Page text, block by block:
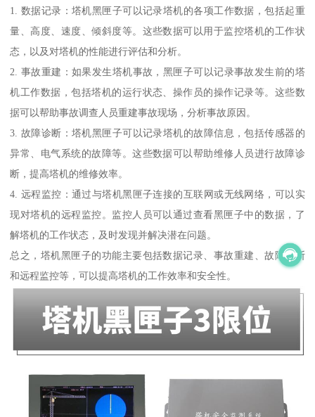
1. 数据记录：塔机黑匣子可以记录塔机的各项工作数据，包括起重
量、高度、速度、倾斜度等。这些数据可以用于监控塔机的工作状
态，以及对塔机的性能进行评估和分析。
2. 事故重建：如果发生塔机事故，黑匣子可以记录事故发生前的塔
机工作数据，包括塔机的运行状态、操作员的操作记录等。这些数
据可以帮助事故调查人员重建事故现场，分析事故原因。
3. 故障诊断：塔机黑匣子可以记录塔机的故障信息，包括传感器的
异常、电气系统的故障等。这些数据可以帮助维修人员进行故障诊
断，提高塔机的维修效率。
4. 远程监控：通过与塔机黑匣子连接的互联网或无线网络，可以实
现对塔机的远程监控。监控人员可以通过查看黑匣子中的数据，了
解塔机的工作状态，及时发现并解决潜在问题。
总之，塔机黑匣子的功能主要包括数据记录、事故重建、故障诊断
和远程监控等，可以提高塔机的工作效率和安全性。